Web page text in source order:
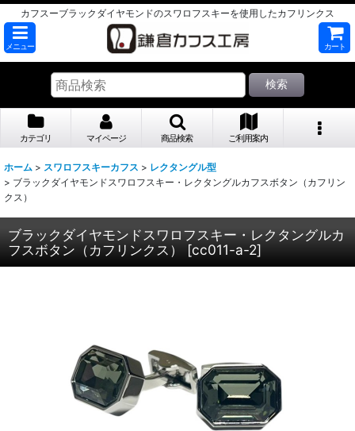
カフスーブラックダイヤモンドのスワロフスキーを使用したカフリンクス
メニュー カート
検索
カテゴリ マイページ 商品検索 ご利用案内
ホーム > スワロフスキーカフス > レクタングル型
> ブラックダイヤモンドスワロフスキー・レクタングルカフスボタン（カフリン
クス）
ブラックダイヤモンドスワロフスキー・レクタングルカ
フスボタン（カフリンクス）
[cc011-a-2]